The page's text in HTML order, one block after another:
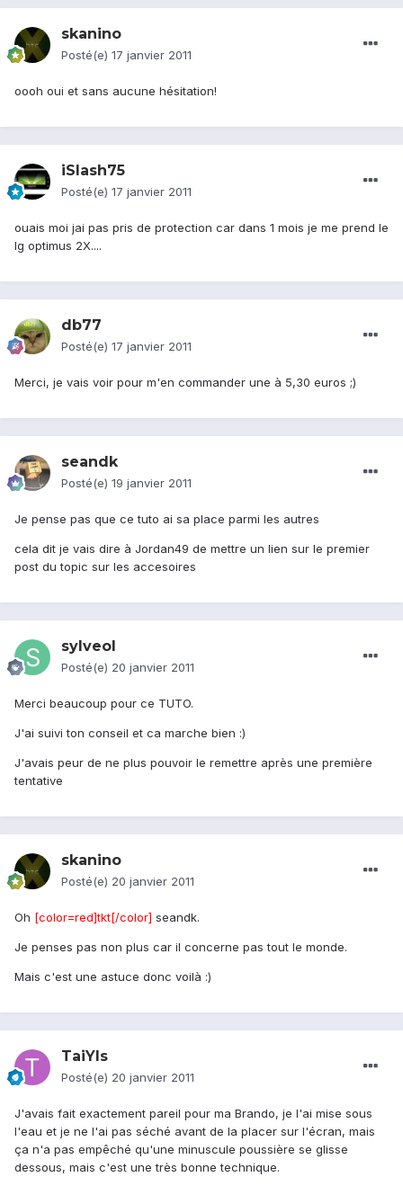
skanino
Posté(e) 17 janvier 2011
oooh oui et sans aucune hésitation!
iSlash75
Posté(e) 17 janvier 2011
ouais moi jai pas pris de protection car dans 1 mois je me prend le
lg optimus 2X....
db77
Posté(e) 17 janvier 2011
Merci, je vais voir pour m'en commander une à 5,30 euros ;)
seandk
Posté(e) 19 janvier 2011
Je pense pas que ce tuto ai sa place parmi les autres
cela dit je vais dire à Jordan49 de mettre un lien sur le premier
post du topic sur les accesoires
sylveol
Posté(e) 20 janvier 2011
Merci beaucoup pour ce TUTO.
J'ai suivi ton conseil et ca marche bien :)
J'avais peur de ne plus pouvoir le remettre après une première
tentative
skanino
Posté(e) 20 janvier 2011
Oh [color=red]tkt[/color] seandk.
Je penses pas non plus car il concerne pas tout le monde.
Mais c'est une astuce donc voilà :)
TaiYls
Posté(e) 20 janvier 2011
J'avais fait exactement pareil pour ma Brando, je l'ai mise sous
l'eau et je ne l'ai pas séché avant de la placer sur l'écran, mais
ça n'a pas empêché qu'une minuscule poussière se glisse
dessous, mais c'est une très bonne technique.